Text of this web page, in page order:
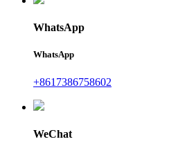
WhatsApp
WhatsApp
+8617386758602
WeChat